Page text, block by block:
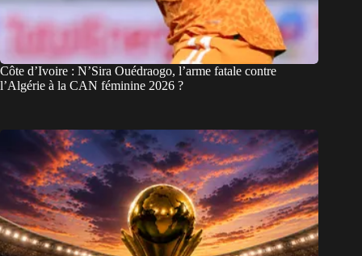
Côte d’Ivoire : N’Sira Ouédraogo, l’arme fatale contre
l’Algérie à la CAN féminine 2026 ?